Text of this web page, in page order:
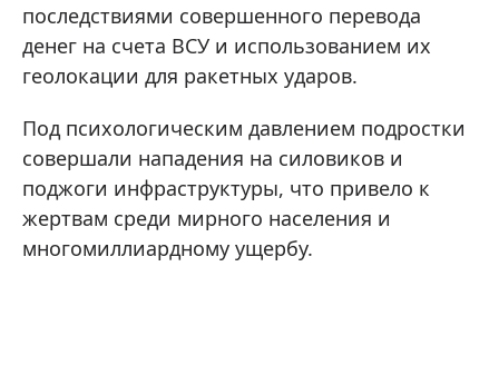
последствиями совершенного перевода
денег на счета ВСУ и использованием их
геолокации для ракетных ударов.
Под психологическим давлением подростки
совершали нападения на силовиков и
поджоги инфраструктуры, что привело к
жертвам среди мирного населения и
многомиллиардному ущербу.